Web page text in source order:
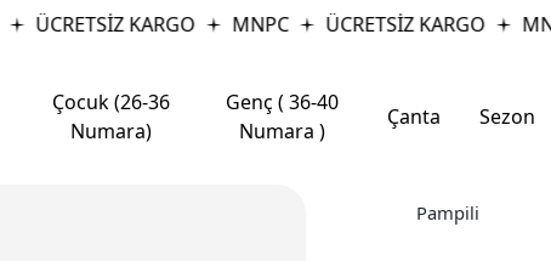
ÜCRETSİZ KARGO MNPC ÜCRETSİZ KARGO MNPC
Çocuk (26-36
Numara)
Genç ( 36-40
Numara )
Çanta Sezon
Pampili